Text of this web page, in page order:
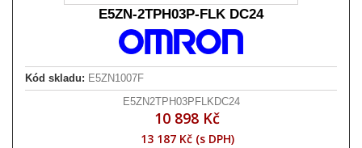
E5ZN-2TPH03P-FLK DC24
Kód skladu: E5ZN1007F
E5ZN2TPH03PFLKDC24
10 898 Kč
13 187 Kč (s DPH)